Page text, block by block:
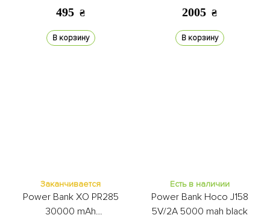
495 ₴
В корзину
2005 ₴
В корзину
Заканчивается
Power Bank XO PR285
30000 mAh
Есть в наличии
Power Bank Hoco J158
5V/2A 5000 mah black